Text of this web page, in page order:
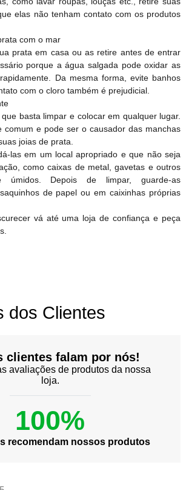
elas não tenham contato com os produtos
com o mar
prata em casa ou as retire antes de entrar
porque a água salgada pode oxidar as
Da mesma forma, evite banhos
com o cloro também é prejudicial.
basta limpar e colocar em qualquer lugar.
comum e pode ser o causador das manchas
joias de prata.
las em um local apropriado e que não seja
como caixas de metal, gavetas e outros
úmidos. Depois de limpar, guarde-as
de papel ou em caixinhas próprias
vá até uma loja de confiança e peça
dos Clientes
clientes falam por nós!
avaliações de produtos da nossa
loja.
100%
recomendam nossos produtos